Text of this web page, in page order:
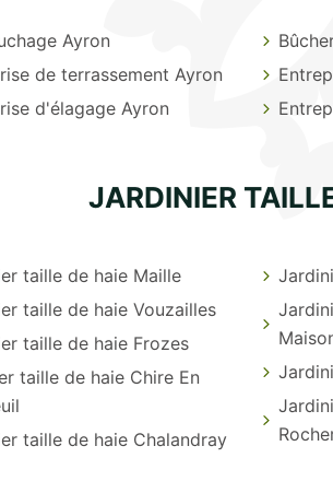
Ayron
de terrassement Ayron
d'élagage Ayron
JARDINIER
taille de haie Maille
taille de haie Vouzailles
taille de haie Frozes
taille de haie Chire En
taille de haie Chalandray